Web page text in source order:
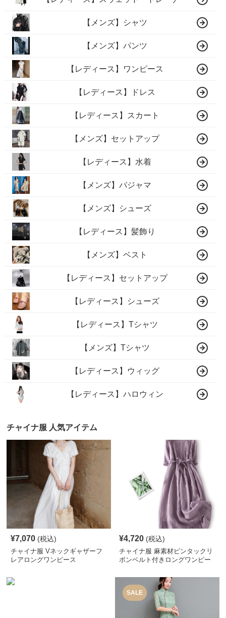
【メンズ】シャツ
【メンズ】パンツ
【レディース】ワンピース
【レディース】ドレス
【レディース】スカート
【メンズ】セットアップ
【レディース】水着
【メンズ】パジャマ
【メンズ】シューズ
【レディース】髪飾り
【メンズ】ベスト
【レディース】セットアップ
【レディース】シューズ
【レディース】Tシャツ
【メンズ】Tシャツ
【レディース】ウィッグ
【レディース】ハロウィン
チャイナ服 人気アイテム
¥7,070 (税込)
チャイナ服 Vネックギャザーフ
レアロングワンピース
¥4,720 (税込)
チャイナ服 麻素材ピンタックリ
ボンベルト付きロングワンピー
SALE